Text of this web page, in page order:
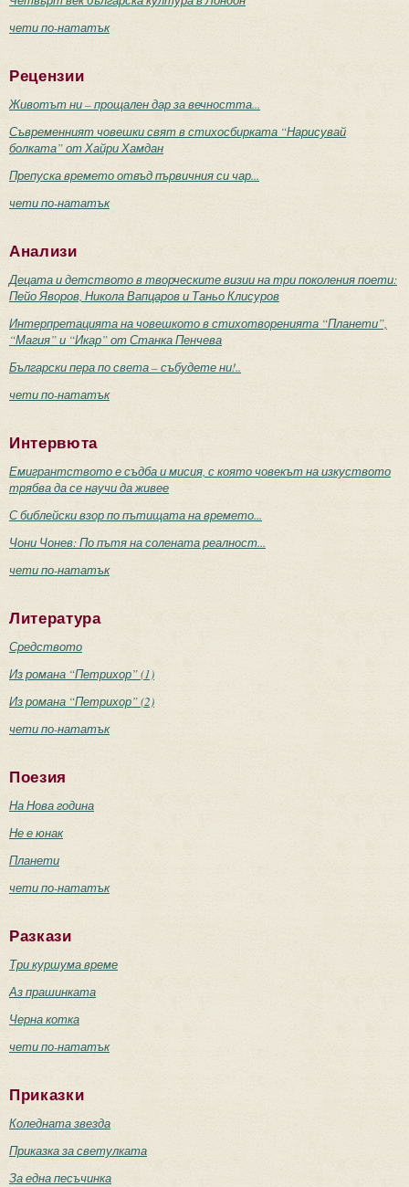
чети по-нататък
Рецензии
Животът ни – прощален дар за вечността...
Съвременният човешки свят в стихосбирката “Нарисувай
болката” от Хайри Хамдан
Препуска времето отвъд първичния си чар...
чети по-нататък
Анализи
Децата и детството в творческите визии на три поколения поети:
Пейо Яворов, Никола Вапцаров и Таньо Клисуров
Интерпретацията на човешкото в стихотворенията “Планети”,
“Магия” и “Икар” от Станка Пенчева
Български пера по света – събудете ни!..
чети по-нататък
Интервюта
Емигрантството е съдба и мисия, с която човекът на изкуството
трябва да се научи да живее
С библейски взор по пътищата на времето...
Чони Чонев: По пътя на солената реалност...
чети по-нататък
Литература
Средството
Из романа “Петрихор” (1)
Из романа “Петрихор” (2)
чети по-нататък
Поезия
На Нова година
Не е юнак
Планети
чети по-нататък
Разкази
Три куршума време
Аз прашинката
Черна котка
чети по-нататък
Приказки
Коледната звезда
Приказка за светулката
За една песъчинка